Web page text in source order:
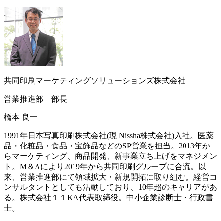
共同印刷マーケティングソリューションズ株式会社
営業推進部 部長
橋本 良一
1991年日本写真印刷株式会社(現 Nissha株式会社)入社。医薬
品・化粧品・食品・宝飾品などのSP営業を担当。2013年か
らマーケティング、商品開発、新事業立ち上げをマネジメン
ト。M＆Aにより2019年から共同印刷グループに合流。以
来、営業推進部にて領域拡大・新規開拓に取り組む。経営コ
ンサルタントとしても活動しており、10年超のキャリアがあ
る。株式会社１１KA代表取締役。中小企業診断士・行政書
士。